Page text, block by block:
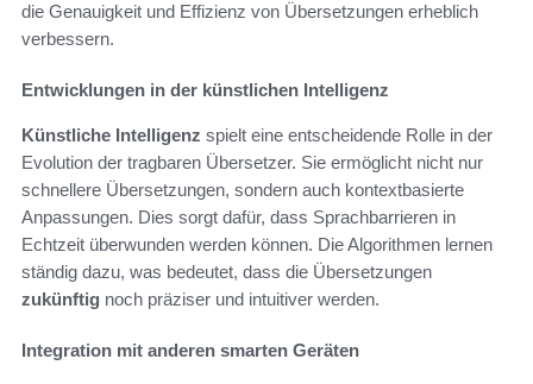
die Genauigkeit und Effizienz von Übersetzungen erheblich
verbessern.
Entwicklungen in der künstlichen Intelligenz
Künstliche Intelligenz spielt eine entscheidende Rolle in der
Evolution der tragbaren Übersetzer. Sie ermöglicht nicht nur
schnellere Übersetzungen, sondern auch kontextbasierte
Anpassungen. Dies sorgt dafür, dass Sprachbarrieren in
Echtzeit überwunden werden können. Die Algorithmen lernen
ständig dazu, was bedeutet, dass die Übersetzungen
zukünftig noch präziser und intuitiver werden.
Integration mit anderen smarten Geräten